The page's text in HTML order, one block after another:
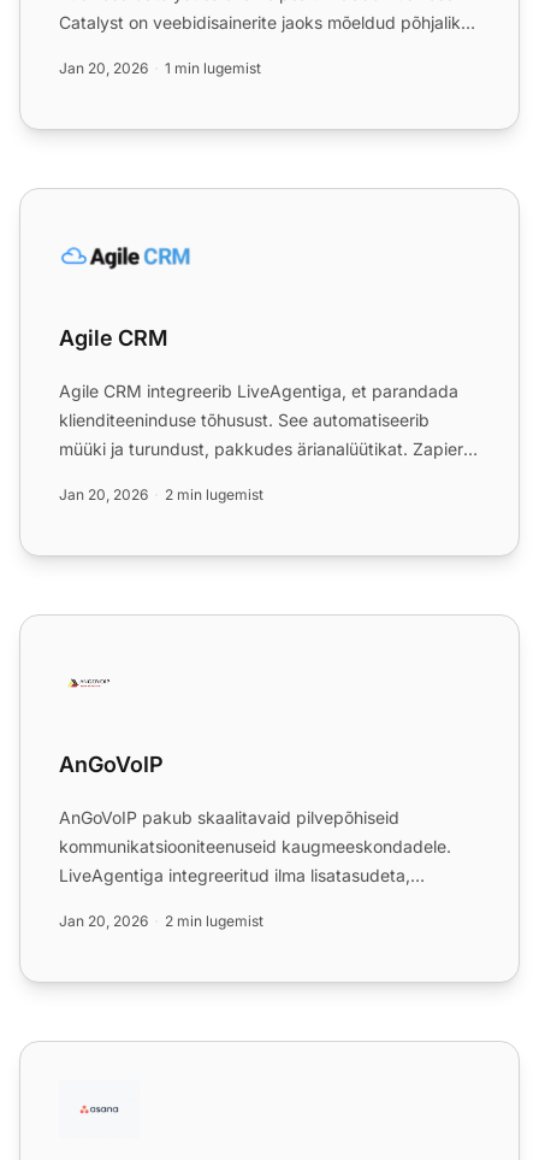
Catalyst on veebidisainerite jaoks mõeldud põhjalik
Jan 20, 2026 1 min lugemist
Agile CRM
Agile CRM
Agile CRM integreerib LiveAgentiga, et parandada
klienditeeninduse tõhusust. See automatiseerib
müüki ja turundust, pakkudes ärianalüütikat. Zapieri
Jan 20, 2026 2 min lugemist
AnGoVoIP
AnGoVoIP
AnGoVoIP pakub skaalitavaid pilvepõhiseid
kommunikatsiooniteenuseid kaugmeeskondadele.
LiveAgentiga integreeritud ilma lisatasudeta,
Jan 20, 2026 2 min lugemist
Asana